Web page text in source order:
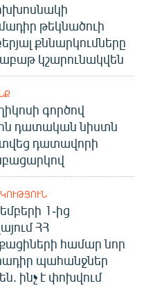
թեկնածուի
քննարկումները
կշարունակվեն
գործով
դատական նիստն
դատավորի
1-ից
ՀՀ
համար նոր
պահանջներ
ինչ է փոխվում